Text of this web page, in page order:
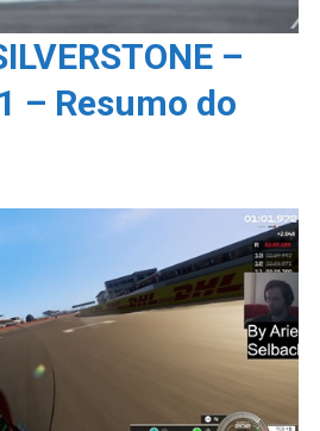
–
– Resumo do